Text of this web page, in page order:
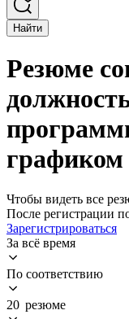
Найти
Резюме
графиком
Чтобы видеть все
После регистрации
Зарегистрироваться
За всё время
По соответствию
20 резюме